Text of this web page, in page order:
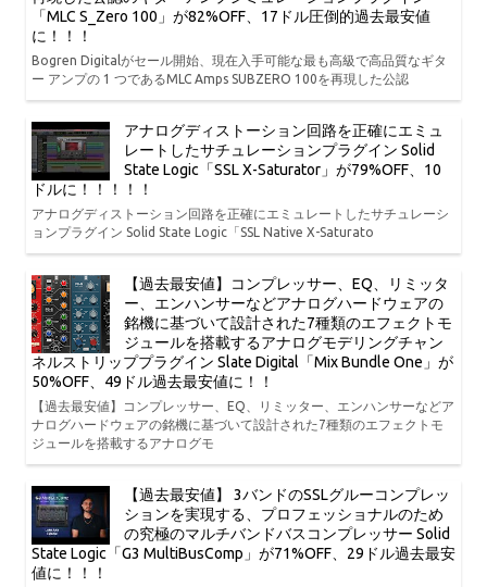
「MLC S_Zero 100」が82%OFF、17ドル圧倒的過去最安値
に！！！
Bogren Digitalがセール開始、現在入手可能な最も高級で高品質なギタ
ー アンプの 1 つであるMLC Amps SUBZERO 100を再現した公認
アナログディストーション回路を正確にエミュ
レートしたサチュレーションプラグイン Solid
State Logic「SSL X-Saturator」が79%OFF、10
ドルに！！！！！
アナログディストーション回路を正確にエミュレートしたサチュレーシ
ョンプラグイン Solid State Logic「SSL Native X-Saturato
【過去最安値】コンプレッサー、EQ、リミッタ
ー、エンハンサーなどアナログハードウェアの
銘機に基づいて設計された7種類のエフェクトモ
ジュールを搭載するアナログモデリングチャン
ネルストリッププラグイン Slate Digital「Mix Bundle One」が
50%OFF、49ドル過去最安値に！！
【過去最安値】コンプレッサー、EQ、リミッター、エンハンサーなどア
ナログハードウェアの銘機に基づいて設計された7種類のエフェクトモ
ジュールを搭載するアナログモ
【過去最安値】 3バンドのSSLグルーコンプレッ
ションを実現する、プロフェッショナルのため
の究極のマルチバンドバスコンプレッサー Solid
State Logic「G3 MultiBusComp」が71%OFF、29ドル過去最安
値に！！！